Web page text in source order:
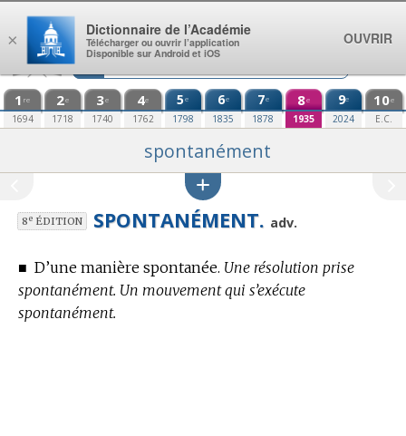
Aller au contenu
1 re
1694
2e
1718
3e
1740
4e
1762
5e
1798
6e
1835
7e
1878
8e
1935
9e
2024
10e
E.C.
spontanément
8eÉDITION SPONTANÉMENT. adv.
■ D’une manière spontanée. Une résolution prise
spontanément. Un mouvement qui s’exécute
spontanément.
×
Dictionnaire de l’Académie
Télécharger ou ouvrir l’application
Disponible sur Android et iOS
OUVRIR